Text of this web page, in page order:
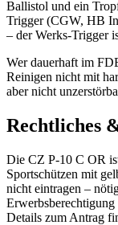
Ballistol und ein
Trigger (CGW, HB
– der Werks-Trigger
Wer dauerhaft im
Reinigen nicht mit
aber nicht
Rechtliches
Die CZ P-10 C OR
Sportschützen mit
nicht eintragen –
Details zum Antrag